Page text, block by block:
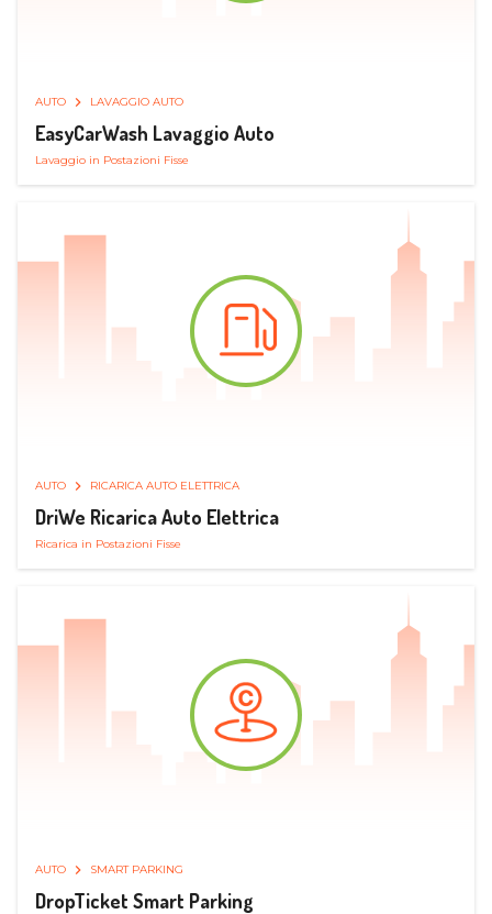
AUTO LAVAGGIO AUTO
EasyCarWash Lavaggio Auto
Lavaggio in Postazioni Fisse
AUTO RICARICA AUTO ELETTRICA
DriWe Ricarica Auto Elettrica
Ricarica in Postazioni Fisse
AUTO SMART PARKING
DropTicket Smart Parking